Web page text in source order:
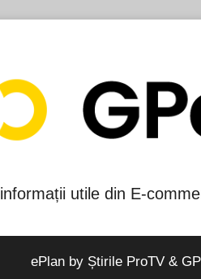
utile din E-
ePlan by Știrile ProTV &